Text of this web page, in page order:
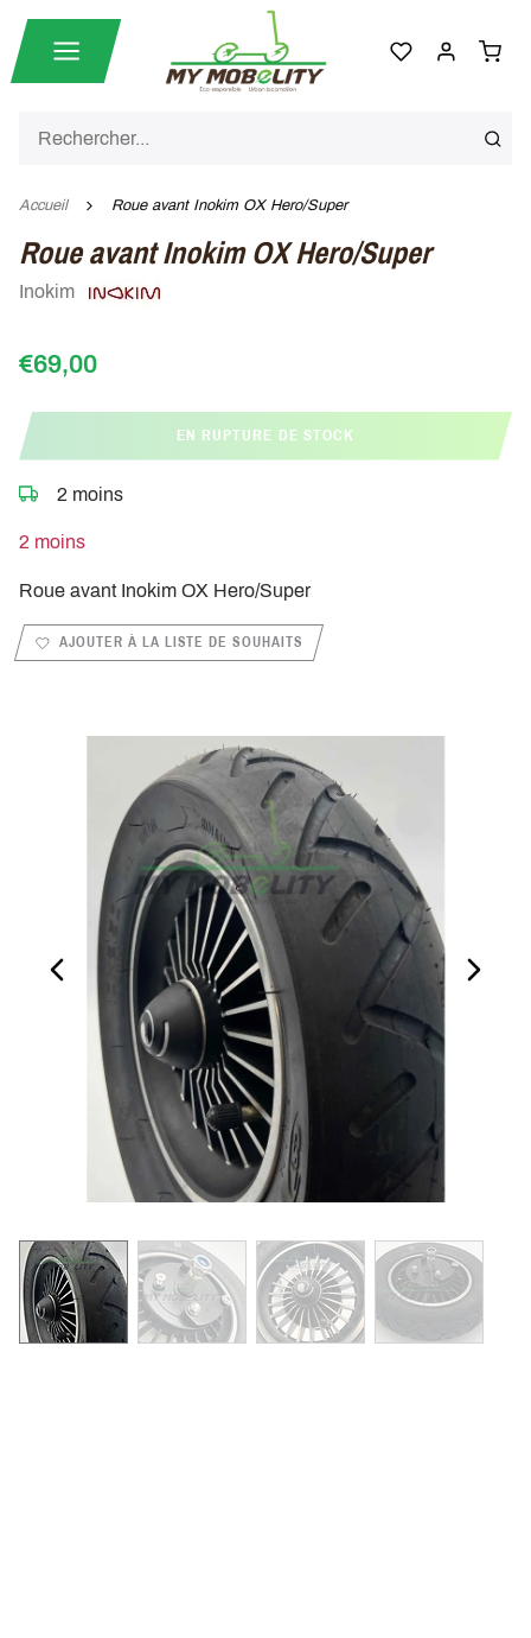
Accueil Roue avant Inokim OX Hero/Super
Roue avant Inokim OX Hero/Super
Inokim
€69,00
EN RUPTURE DE STOCK
2 moins
2 moins
Roue avant Inokim OX Hero/Super
AJOUTER À LA LISTE DE SOUHAITS
PREVIOUS_SLIDE